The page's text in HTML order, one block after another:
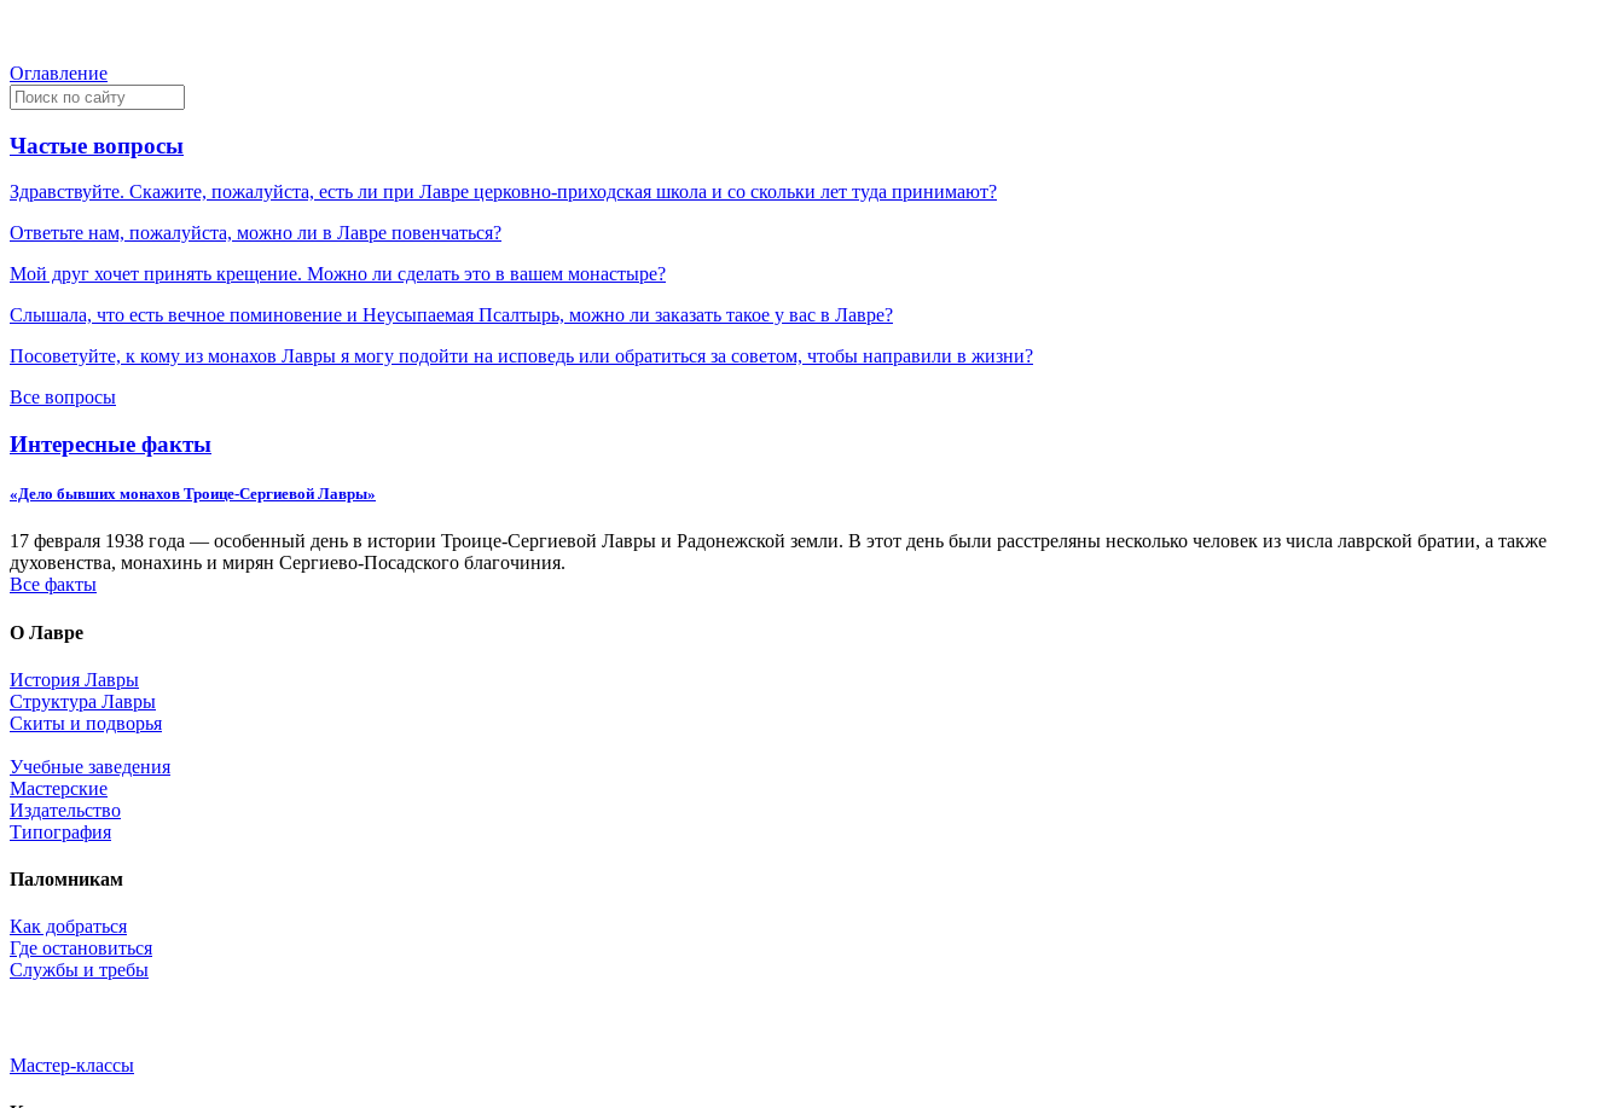
Оглавление
Частые вопросы
Здравствуйте. Скажите, пожалуйста, есть ли при Лавре церковно-приходская школа и со скольки лет туда принимают?
Ответьте нам, пожалуйста, можно ли в Лавре повенчаться?
Мой друг хочет принять крещение. Можно ли сделать это в вашем монастыре?
Слышала, что есть вечное поминовение и Неусыпаемая Псалтырь, можно ли заказать такое у вас в Лавре?
Посоветуйте, к кому из монахов Лавры я могу подойти на исповедь или обратиться за советом, чтобы направили в жизни?
Все вопросы
Интересные факты
«Дело бывших монахов Троице-Сергиевой Лавры»
17 февраля 1938 года — особенный день в истории Троице-Сергиевой Лавры и Радонежской земли. В этот день были расстреляны несколько человек из числа лаврской братии, а также
духовенства, монахинь и мирян Сергиево-Посадского благочиния.
Все факты
О Лавре
История Лавры
Структура Лавры
Скиты и подворья
Учебные заведения
Мастерские
Издательство
Типография
Паломникам
Как добраться
Где остановиться
Службы и требы
Мастер-классы